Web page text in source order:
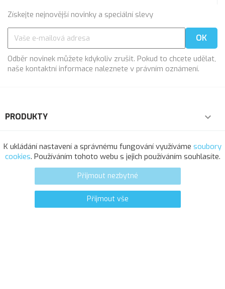
Získejte nejnovější novinky a speciální slevy
Odběr novinek můžete kdykoliv zrušit. Pokud to chcete udělat,
naše kontaktní informace naleznete v právním oznámení.
PRODUKTY 
NAŠE SPOLEČNOST 
VÁŠ ÚČET
INFORMACE O OBCHODU
K ukládání nastavení a správnému fungování využíváme soubory
cookies. Používáním tohoto webu s jejich používáním souhlasíte.
Přijmout nezbytné
Přijmout vše
© 2025 - Softresource, spol. s r.o.